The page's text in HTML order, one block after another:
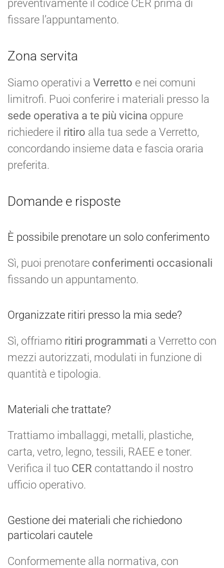
preventivamente il codice CER prima di
fissare l’appuntamento.
Zona servita
Siamo operativi a Verretto e nei comuni
limitrofi. Puoi conferire i materiali presso la
sede operativa a te più vicina oppure
richiedere il ritiro alla tua sede a Verretto,
concordando insieme data e fascia oraria
preferita.
Domande e risposte
È possibile prenotare un solo conferimento
Sì, puoi prenotare conferimenti occasionali
fissando un appuntamento.
Organizzate ritiri presso la mia sede?
Sì, offriamo ritiri programmati a Verretto con
mezzi autorizzati, modulati in funzione di
quantità e tipologia.
Materiali che trattate?
Trattiamo imballaggi, metalli, plastiche,
carta, vetro, legno, tessili, RAEE e toner.
Verifica il tuo CER contattando il nostro
ufficio operativo.
Gestione dei materiali che richiedono
particolari cautele
Conformemente alla normativa, con